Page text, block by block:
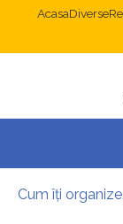
AcasaDiverse
Cum îți